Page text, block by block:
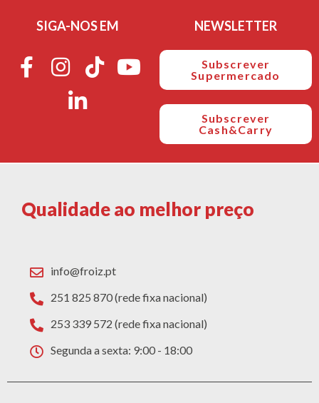
SIGA-NOS EM NEWSLETTER
Subscrever
Supermercado
Subscrever
Cash&Carry
Qualidade ao melhor preço
info@froiz.pt
251 825 870 (rede fixa nacional)
253 339 572 (rede fixa nacional)
Segunda a sexta: 9:00 - 18:00